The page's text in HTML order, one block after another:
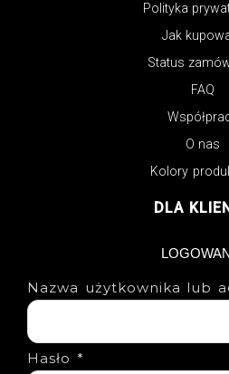
Polityka
Jak
Status
FAQ
O nas
Kolory
DLA
Nazwa użytkownika lub
Hasło *